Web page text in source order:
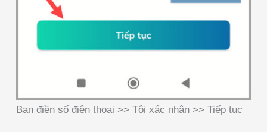
Bạn điền số điện thoại >> Tôi xác nhận >> Tiếp tục